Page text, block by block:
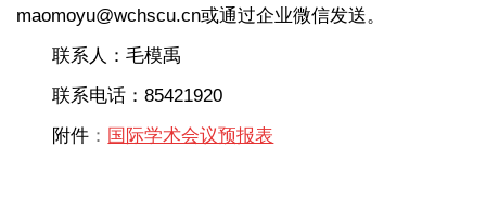
maomoyu@wchscu.cn或通过企业微信发送。
联系人：毛模禹
联系电话：85421920
附件 ： 国际学术会议预报表